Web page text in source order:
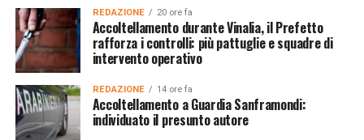
REDAZIONE 20 ore fa
Accoltellamento durante Vinalia, il Prefetto
rafforza i controlli: più pattuglie e squadre di
intervento operativo
REDAZIONE 14 ore fa
Accoltellamento a Guardia Sanframondi:
individuato il presunto autore